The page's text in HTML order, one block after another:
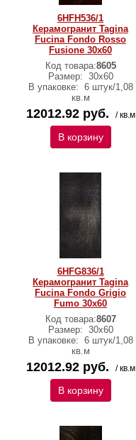
6HFH536/1
Керамогранит Tagina
Fucina Fondo Rosso
Fusione 30x60
Код товара:8605
Размер: 30x60
В упаковке: 6 штук/1,08
кв.м
12012.92 руб. / кв.м
В корзину
6HFG836/1
Керамогранит Tagina
Fucina Fondo Grigio
Fumo 30x60
Код товара:8607
Размер: 30x60
В упаковке: 6 штук/1,08
кв.м
12012.92 руб. / кв.м
В корзину